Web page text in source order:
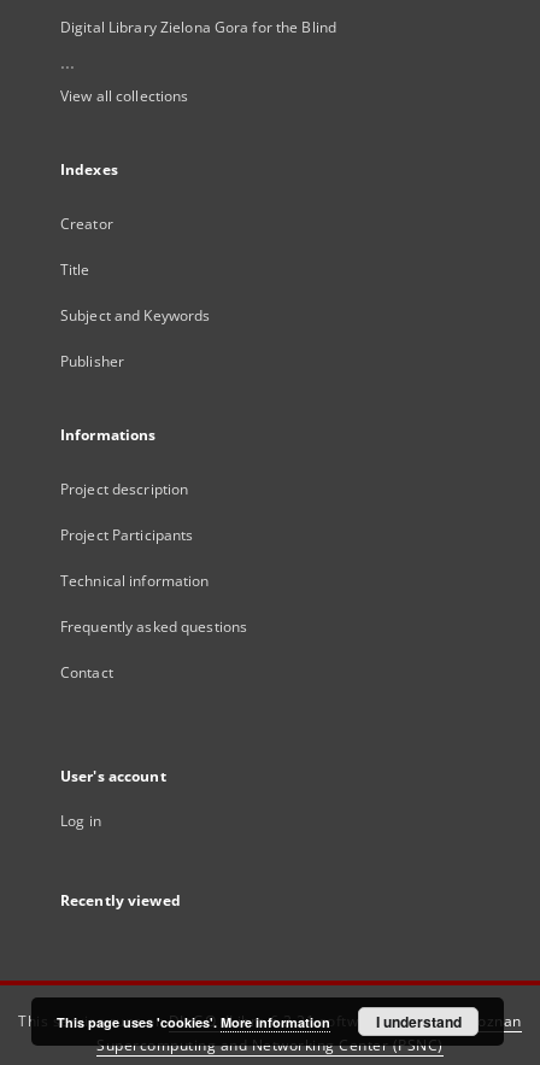
Digital Library Zielona Gora for the Blind
...
View all collections
Indexes
Creator
Title
Subject and Keywords
Publisher
Informations
Project description
Project Participants
Technical information
Frequently asked questions
Contact
User's account
Log in
Recently viewed
This service runs onDInGO dLibra 6.3.21software created by
Poznan
Supercomputing and Networking Center (PSNC)
This page uses 'cookies'. More information I understand